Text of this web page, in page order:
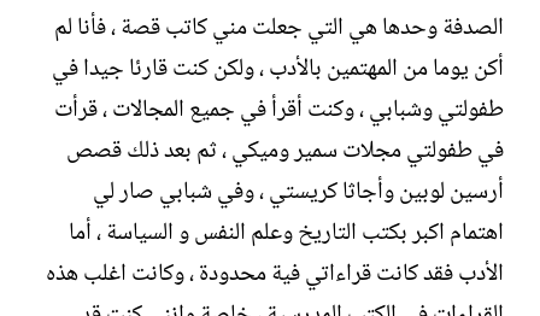
إ
ن
ا
ء
الصدفة وحدها هي التي جعلت مني كاتب قصة ، فأنا لم
أكن يوما من المهتمين بالأدب ، ولكن كنت قارئا جيدا في
طفولتي وشبابي ، وكنت أقرأ في جميع المجالات ، قرأت
في طفولتي مجلات سمير وميكي ، ثم بعد ذلك قصص
أرسين لوبين وأجاثا كريستي ، وفي شبابي صار لي
اهتمام اكبر بكتب التاريخ وعلم النفس و السياسة ، أما
الأدب فقد كانت قراءاتي فية محدودة ، وكانت اغلب هذه